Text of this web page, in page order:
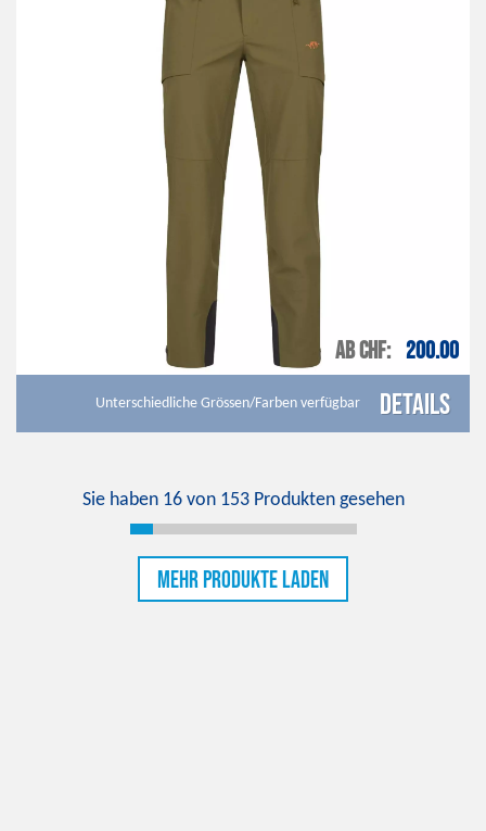
AB CHF 200.00
Unterschiedliche Grössen/Farben verfügbar Details
Sie haben 16von 153Produkten gesehen
Mehr Produkte laden